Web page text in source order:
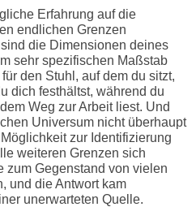
Erfahrung auf die
endlichen Grenzen
die Dimensionen deines
sehr spezifischen Maßstab
den Stuhl, auf dem du sitzt,
dich festhältst, während du
Weg zur Arbeit liest. Und
Universum nicht überhaupt
zur Identifizierung
weiteren Grenzen sich
zum Gegenstand von vielen
und die Antwort kam
unerwarteten Quelle.